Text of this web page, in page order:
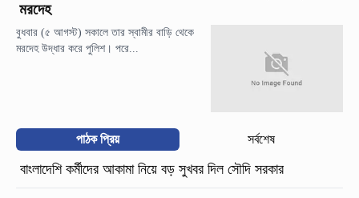
মরদেহ
বুধবার (৫ আগস্ট) সকালে তার স্বামীর বাড়ি থেকে
মরদেহ উদ্ধার করে পুলিশ। পরে...
পাঠক প্রিয় সর্বশেষ
বাংলাদেশি কর্মীদের আকামা নিয়ে বড় সুখবর দিল সৌদি সরকার